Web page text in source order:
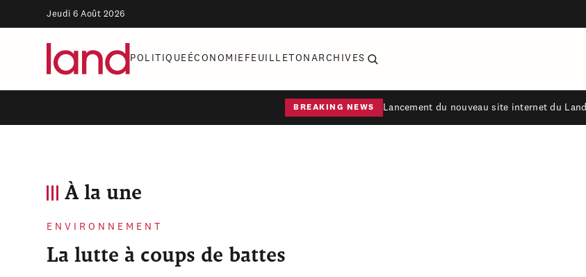
Jeudi 6 Août 2026
POLITIQUE ÉCONOMIE FEUILLETON ARCHIVES
BREAKING NEWS Lancement du nouveau site internet du Land
À la une
ENVIRONNEMENT
La lutte à coups de battes